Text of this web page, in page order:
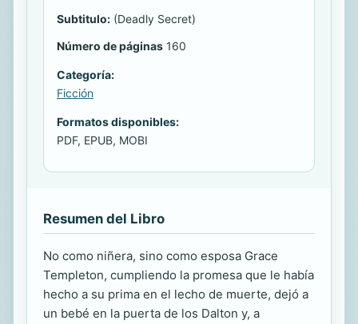
Subtitulo: (Deadly Secret)
Número de páginas 160
Categoría:
Ficción
Formatos disponibles:
PDF, EPUB, MOBI
Resumen del Libro
No como niñera, sino como esposa Grace
Templeton, cumpliendo la promesa que le había
hecho a su prima en el lecho de muerte, dejó a
un bebé en la puerta de los Dalton y, a